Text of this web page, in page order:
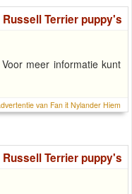
Terrier puppy's
meer informatie kunt
van Fan it Nylander Hiem
Terrier puppy's